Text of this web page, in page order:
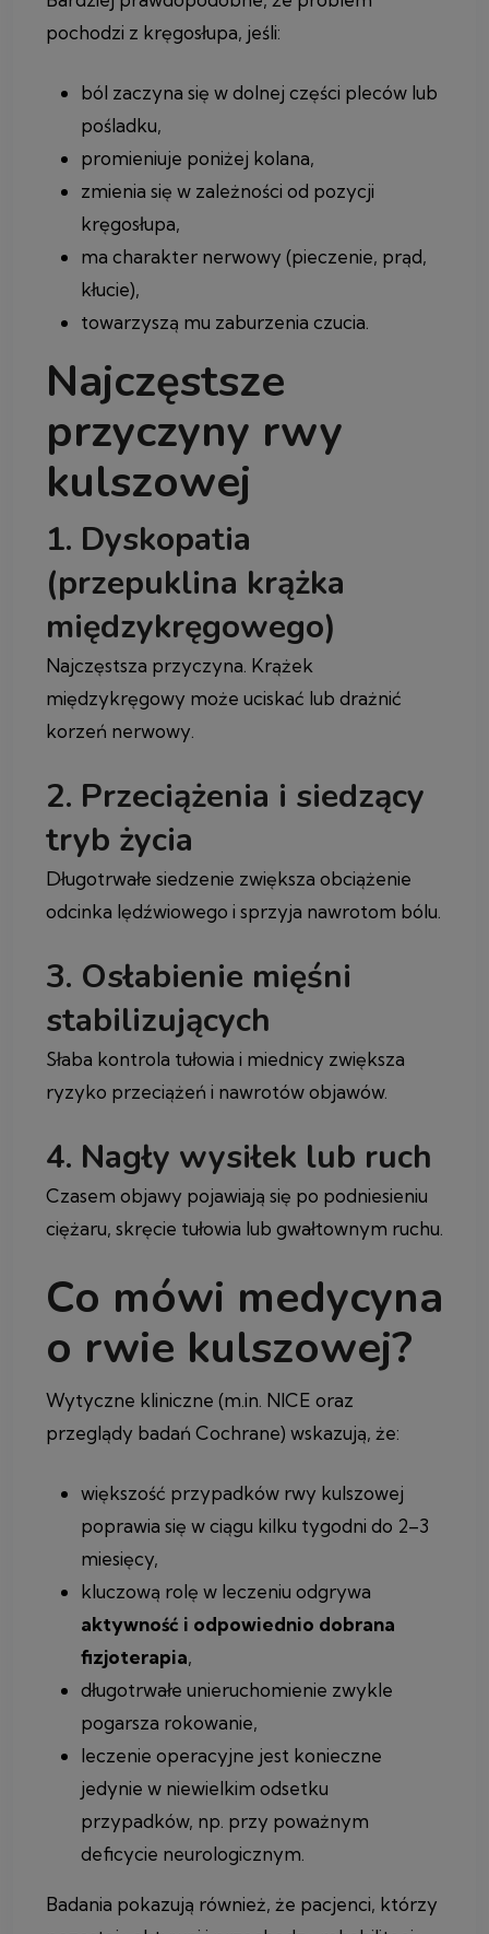
pochodzi z kręgosłupa, jeśli:
ból zaczyna się w dolnej części pleców lub
pośladku,
promieniuje poniżej kolana,
zmienia się w zależności od pozycji
kręgosłupa,
ma charakter nerwowy (pieczenie, prąd,
kłucie),
towarzyszą mu zaburzenia czucia.
Najczęstsze
przyczyny rwy
kulszowej
1. Dyskopatia
(przepuklina krążka
międzykręgowego)
Najczęstsza przyczyna. Krążek
międzykręgowy może uciskać lub drażnić
korzeń nerwowy.
2. Przeciążenia i siedzący
tryb życia
Długotrwałe siedzenie zwiększa obciążenie
odcinka lędźwiowego i sprzyja nawrotom bólu.
3. Osłabienie mięśni
stabilizujących
Słaba kontrola tułowia i miednicy zwiększa
ryzyko przeciążeń i nawrotów objawów.
4. Nagły wysiłek lub ruch
Czasem objawy pojawiają się po podniesieniu
ciężaru, skręcie tułowia lub gwałtownym ruchu.
Co mówi medycyna
o rwie kulszowej?
Wytyczne kliniczne (m.in. NICE oraz
przeglądy badań Cochrane) wskazują, że:
większość przypadków rwy kulszowej
poprawia się w ciągu kilku tygodni do 2–3
miesięcy,
kluczową rolę w leczeniu odgrywa
aktywność i odpowiednio dobrana
fizjoterapia,
długotrwałe unieruchomienie zwykle
pogarsza rokowanie,
leczenie operacyjne jest konieczne
jedynie w niewielkim odsetku
przypadków, np. przy poważnym
deficycie neurologicznym.
Badania pokazują również, że pacjenci, którzy